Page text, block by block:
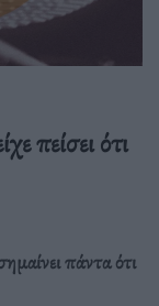
πείσει ότι
πάντα ότι